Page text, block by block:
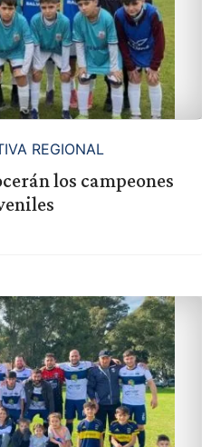
REGIONAL
los campeones